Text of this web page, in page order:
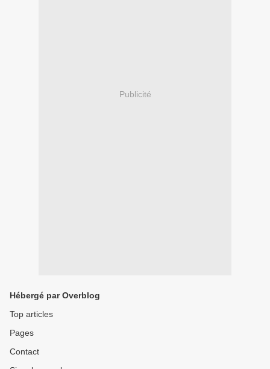
Publicité
Hébergé par Overblog
Top articles
Pages
Contact